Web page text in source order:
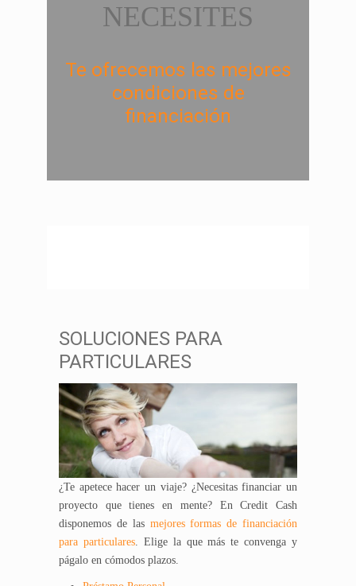
NECESITES
Te ofrecemos las mejores
condiciones de
financiación
SOLUCIONES PARA
PARTICULARES
¿Te apetece hacer un viaje? ¿Necesitas financiar un
proyecto que tienes en mente? En Credit Cash
disponemos de lasmejores formas de financiación
para particulares. Elige la que más te convenga y
págalo en cómodos plazos.